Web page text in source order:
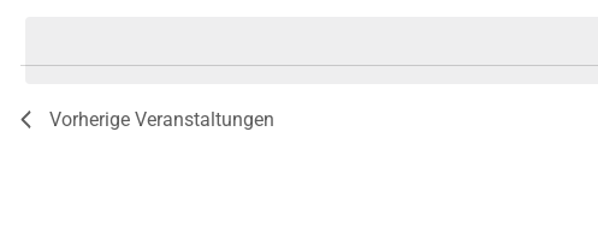
Vorherige Veranstaltungen